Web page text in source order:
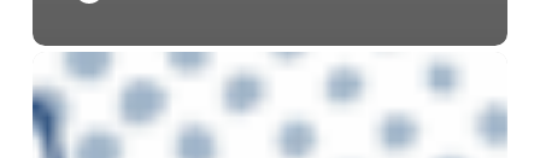
Medienworkshop
2025